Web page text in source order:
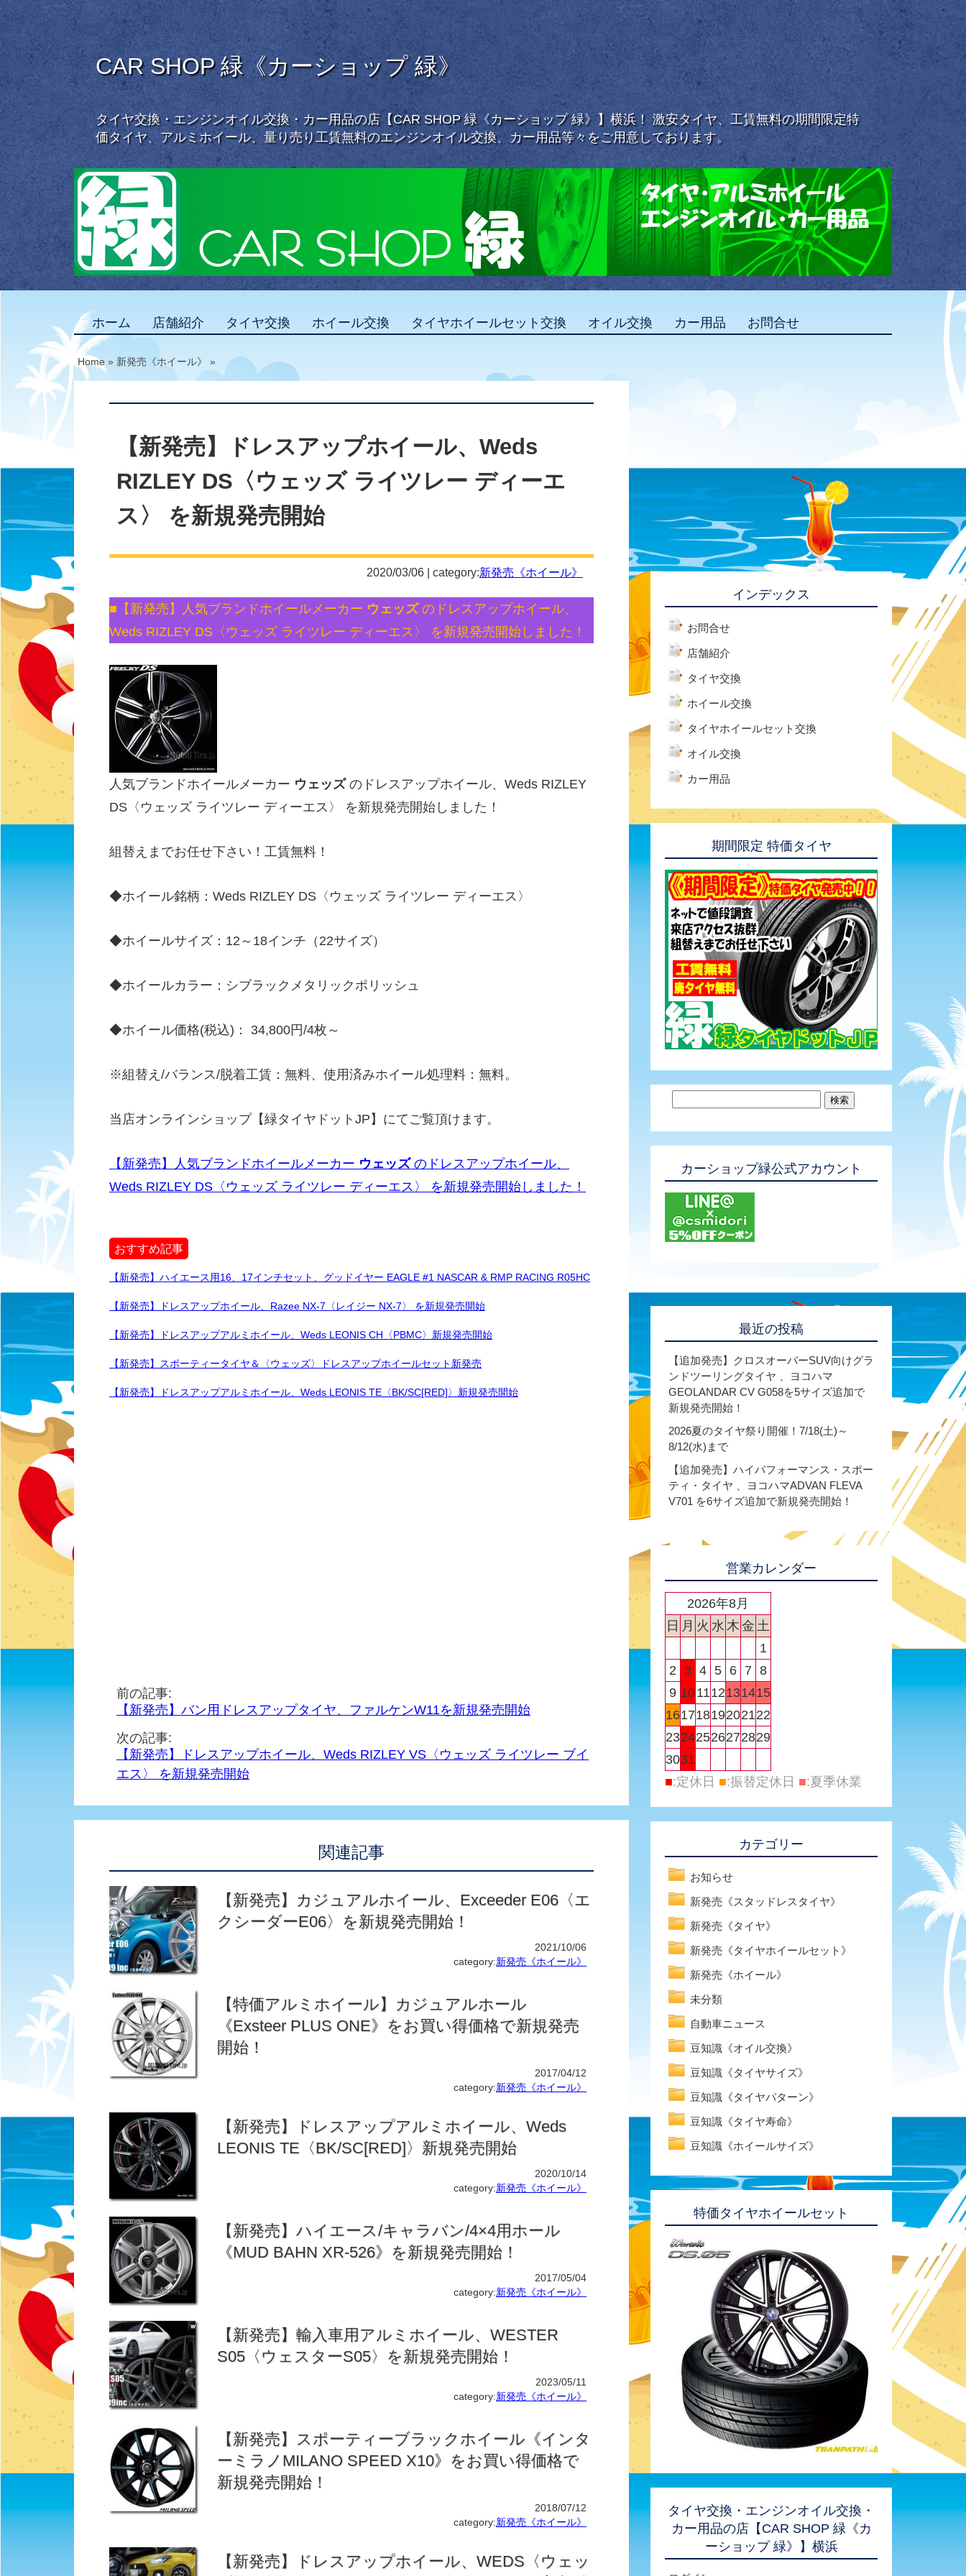
CAR SHOP 緑《カーショップ 緑》
タイヤ交換・エンジンオイル交換・カー用品の店【CAR SHOP 緑《カーショップ 緑》】横浜！ 激安タイヤ、工賃無料の期間限定特
価タイヤ、アルミホイール、量り売り工賃無料のエンジンオイル交換、カー用品等々をご用意しております。
ホーム 店舗紹介 タイヤ交換 ホイール交換 タイヤホイールセット交換 オイル交換 カー用品 お問合せ
Home » 新発売《ホイール》 »
【新発売】ドレスアップホイール、Weds
RIZLEY DS〈ウェッズ ライツレー ディーエ
ス〉 を新規発売開始
2020/03/06 | category:新発売《ホイール》
■【新発売】人気ブランドホイールメーカー ウェッズ のドレスアップホイール、
Weds RIZLEY DS〈ウェッズ ライツレー ディーエス〉 を新規発売開始しました！
人気ブランドホイールメーカー ウェッズ のドレスアップホイール、Weds RIZLEY
DS〈ウェッズ ライツレー ディーエス〉 を新規発売開始しました！
組替えまでお任せ下さい！工賃無料！
◆ホイール銘柄：Weds RIZLEY DS〈ウェッズ ライツレー ディーエス〉
◆ホイールサイズ：12～18インチ（22サイズ）
◆ホイールカラー：シブラックメタリックポリッシュ
◆ホイール価格(税込)： 34,800円/4枚～
※組替え/バランス/脱着工賃：無料、使用済みホイール処理料：無料。
当店オンラインショップ【緑タイヤドットJP】にてご覧頂けます。
【新発売】人気ブランドホイールメーカー ウェッズのドレスアップホイール、
Weds RIZLEY DS〈ウェッズ ライツレー ディーエス〉 を新規発売開始しました！
おすすめ記事
【新発売】ハイエース用16、17インチセット、グッドイヤー EAGLE #1 NASCAR & RMP RACING R05HC
【新発売】ドレスアップホイール、Razee NX-7〈レイジー NX-7〉 を新規発売開始
【新発売】ドレスアップアルミホイール、Weds LEONIS CH〈PBMC〉新規発売開始
【新発売】スポーティータイヤ＆〈ウェッズ〉ドレスアップホイールセット新発売
【新発売】ドレスアップアルミホイール、Weds LEONIS TE〈BK/SC[RED]〉新規発売開始
前の記事:
【新発売】バン用ドレスアップタイヤ、ファルケンW11を新規発売開始
次の記事:
【新発売】ドレスアップホイール、Weds RIZLEY VS〈ウェッズ ライツレー ブイ
エス〉 を新規発売開始
関連記事
【新発売】カジュアルホイール、Exceeder E06〈エ
クシーダーE06〉を新規発売開始！
2021/10/06
category:新発売《ホイール》
【特価アルミホイール】カジュアルホール
《Exsteer PLUS ONE》をお買い得価格で新規発売
開始！
2017/04/12
category:新発売《ホイール》
【新発売】ドレスアップアルミホイール、Weds
LEONIS TE〈BK/SC[RED]〉新規発売開始
2020/10/14
category:新発売《ホイール》
【新発売】ハイエース/キャラバン/4×4用ホール
《MUD BAHN XR-526》を新規発売開始！
2017/05/04
category:新発売《ホイール》
【新発売】輸入車用アルミホイール、WESTER
S05〈ウェスターS05〉を新規発売開始！
2023/05/11
category:新発売《ホイール》
【新発売】スポーティーブラックホイール《インタ
ーミラノMILANO SPEED X10》をお買い得価格で
新規発売開始！
2018/07/12
category:新発売《ホイール》
【新発売】ドレスアップホイール、WEDS〈ウェッ
インデックス
お問合せ
店舗紹介
タイヤ交換
ホイール交換
タイヤホイールセット交換
オイル交換
カー用品
期間限定 特価タイヤ
カーショップ緑公式アカウント
最近の投稿
【追加発売】クロスオーバーSUV向けグラ
ンドツーリングタイヤ 、ヨコハマ
GEOLANDAR CV G058を5サイズ追加で
新規発売開始！
2026夏のタイヤ祭り開催！7/18(土)～
8/12(水)まで
【追加発売】ハイパフォーマンス・スポー
ティ・タイヤ 、ヨコハマADVAN FLEVA
V701 を6サイズ追加で新規発売開始！
営業カレンダー
2026年8月
日 月 火 水 木 金 土
1
2
3 4 5 6 7 8
9 101112131415
16171819202122
23242526272829
3031
■:定休日 ■:振替定休日 ■:夏季休業
カテゴリー
お知らせ
新発売《スタッドレスタイヤ》
新発売《タイヤ》
新発売《タイヤホイールセット》
新発売《ホイール》
未分類
自動車ニュース
豆知識《オイル交換》
豆知識《タイヤサイズ》
豆知識《タイヤパターン》
豆知識《タイヤ寿命》
豆知識《ホイールサイズ》
特価タイヤホイールセット
タイヤ交換・エンジンオイル交換・
カー用品の店【CAR SHOP 緑《カ
ーショップ 緑》】横浜